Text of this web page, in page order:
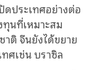
ดประเทศอย่างต่อ
ทุนที่เหมาะสม
ติ จีนยังได้ขยาย
ศเช่น บราซิล